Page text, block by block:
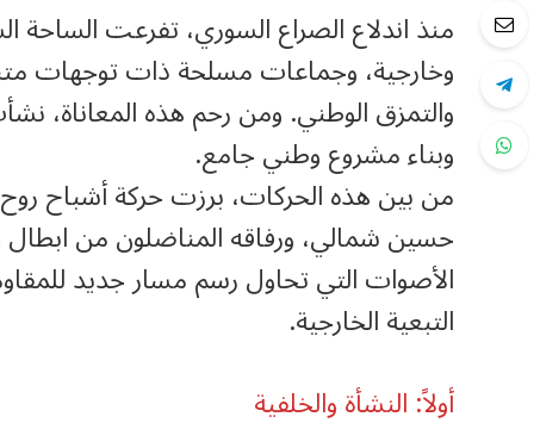
منذ اندلاع الصراع السوري، تفرعت
وخارجية، وجماعات مسلحة ذات توجهات
والتمزق الوطني. ومن رحم هذه المعاناة،
وبناء مشروع وطني جامع.
من بين هذه الحركات، برزت حركة أشباح روح
حسين شمالي، ورفاقه المناضلون من
الأصوات التي تحاول رسم مسار جديد
التبعية الخارجية.
أولاً: النشأة والخلفية